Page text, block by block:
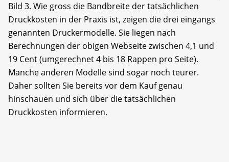
Bild 3. Wie gross die Bandbreite der tatsächlichen
Druckkosten in der Praxis ist, zeigen die drei eingangs
genannten Druckermodelle. Sie liegen nach
Berechnungen der obigen Webseite zwischen 4,1 und
19 Cent (umgerechnet 4 bis 18 Rappen pro Seite).
Manche anderen Modelle sind sogar noch teurer.
Daher sollten Sie bereits vor dem Kauf genau
hinschauen und sich über die tatsächlichen
Druckkosten informieren.